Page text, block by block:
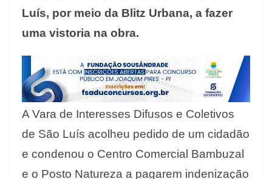
Luís, por meio da Blitz Urbana, a fazer
uma vistoria na obra.
A Vara de Interesses Difusos e Coletivos
de São Luís acolheu pedido de um cidadão
e condenou o Centro Comercial Bambuzal
e o Posto Natureza a pagarem indenização